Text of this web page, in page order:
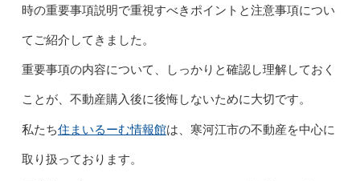
時の重要事項説明で重視すべきポイントと注意事項につい
てご紹介してきました。
重要事項の内容について、しっかりと確認し理解しておく
ことが、不動産購入後に後悔しないために大切です。
私たち住まいるーむ情報館は、寒河江市の不動産を中心に
取り扱っております。